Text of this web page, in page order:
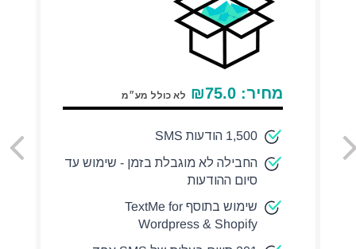
מחיר: ₪75.0 לא כולל מע״מ
1,500 הודעות SMS
החבילה לא מוגבלת בזמן - שימוש עד
סיום ההודעות
שימוש בתוסף TextMe for
Wordpress & Shopify